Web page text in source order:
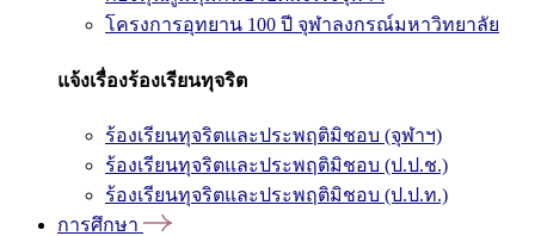
โครงการอุทยาน 100 ปี จุฬาลงกรณ์มหาวิทยาลัย
แจ้งเรื่องร้องเรียนทุจริต
ร้องเรียนทุจริตและประพฤติมิชอบ (จุฬาฯ)
ร้องเรียนทุจริตและประพฤติมิชอบ (ป.ป.ช.)
ร้องเรียนทุจริตและประพฤติมิชอบ (ป.ป.ท.)
การศึกษา